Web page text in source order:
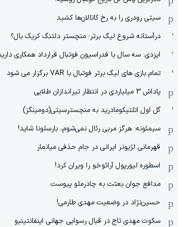
سیتی رودری را به رخ کاتالان‌ها کشید
درآستانه شروع لیگ برتر؛ منچستر دلتنگ کریک بال؟
ایزدی: سه سال با فدراسیون فوتبال قرارداد همکاری
تمام بازی های لیگ برتر فوتبال با VAR برگزار می شود
پاداش 3 میلیاردی در انتظار تیراندازان طلایی
گل اول اتلتیکومادرید به منچسترسیتی(دومینگز)
سیمئونه: هرگز مربی رئال نمی‌شوم، بارسلونا شاید!
قهرمانی لژیونر ایرانی در جام حذفی میانمار
اسطوره لیورپول آرائوخو را ویران کرد!
مدافع جوان بعثت به چادرملو پیوست
حسین‌نژاد در وضعیت مهدی طارمی!
سکوت مهدی تاج در قبال رسوایی جهانی اینفانتینیو